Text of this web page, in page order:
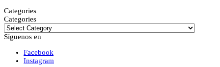
Categories
Categories
Síguenos en
Facebook
Instagram